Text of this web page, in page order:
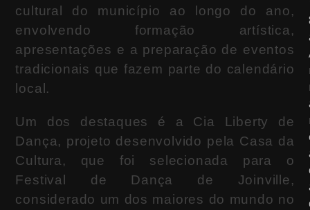
cultural do município ao longo do ano,
envolvendo formação artística,
apresentações e a preparação de eventos
tradicionais que fazem parte do calendário
local.
Um dos destaques é a Cia Liberty de
Dança, projeto desenvolvido pela Casa da
Cultura, que foi selecionada para o
Festival de Dança de Joinville,
considerado um dos maiores do mundo no